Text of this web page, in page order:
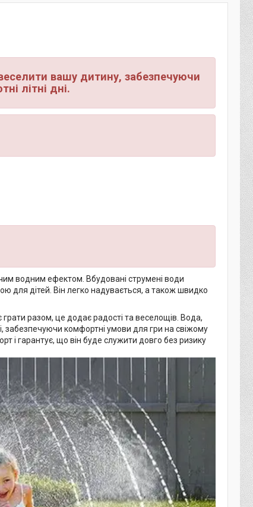
вашу дитину, забезпечуючи
літні дні.
водним ефектом. Вбудовані струмені води
дітей. Він легко надувається, а також швидко
разом, це додає радості та веселощів. Вода,
забезпечуючи комфортні умови для гри на свіжому
і гарантує, що він буде служити довго без ризику